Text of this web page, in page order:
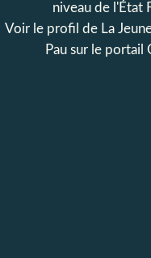
niveau de l'État
Voir le profil de La
Pausur le portail